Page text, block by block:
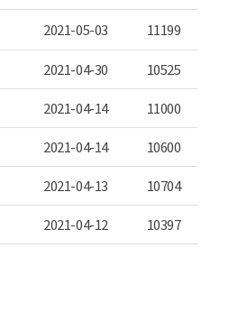
2021-05-03
11199
2021-04-30
10525
2021-04-14
11000
2021-04-14
10600
2021-04-13
10704
2021-04-12 10397